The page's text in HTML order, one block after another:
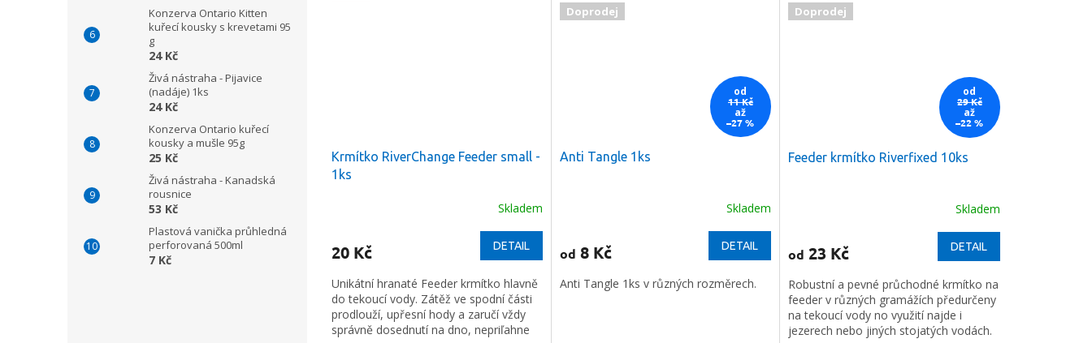
Konzerva Ontario Kitten
kuřecí kousky s krevetami 95
g
24 Kč
Živá nástraha - Pijavice
(nadáje) 1ks
24 Kč
Konzerva Ontario kuřecí
kousky a mušle 95g
25 Kč
Živá nástraha - Kanadská
rousnice
53 Kč
Plastová vanička průhledná
perforovaná 500ml
7 Kč
Krmítko RiverChange Feeder small -
1ks
Skladem
20 Kč DETAIL
Unikátní hranaté Feeder krmítko hlavně
do tekoucí vody. Zátěž ve spodní části
prodlouží, upřesní hody a zaručí vždy
správně dosednutí na dno, nepriľahne
Doprodej
od
11 Kč
až
–27 %
Anti Tangle 1ks
Skladem
od 8 Kč DETAIL
Anti Tangle 1ks v různých rozměrech.
Doprodej
od
29 Kč
až
–22 %
Feeder krmítko Riverfixed 10ks
Skladem
od 23 Kč DETAIL
Robustní a pevné průchodné krmítko na
feeder v různých gramážích předurčeny
na tekoucí vody no využití najde i
jezerech nebo jiných stojatých vodách.